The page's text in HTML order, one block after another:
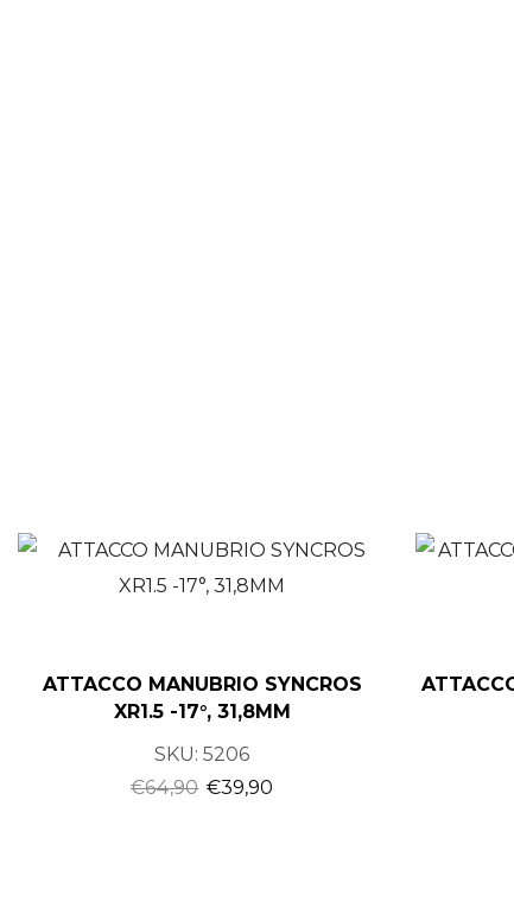
ATTACCO MANUBRIO SYNCROS
XR1.5 -17°, 31,8MM
SKU:5206
€64,90 €39,90